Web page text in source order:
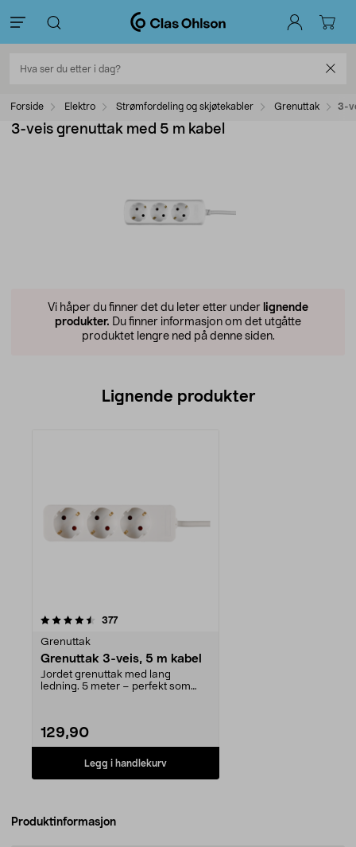
Forside Elektro Strømfordeling og skjøtekabler Grenuttak 3-
3-veis grenuttak med 5 m kabel
Vi håper du finner det du leter etter under lignende
produkter. Du finner informasjon om det utgåtte
produktet lengre ned på denne siden.
Lignende produkter
377anmeldelser
Grenuttak
Grenuttak 3-veis, 5 m kabel
Jordet grenuttak med lang
ledning. 5 meter – perfekt som
129,90
Legg i handlekurv
Produktinformasjon